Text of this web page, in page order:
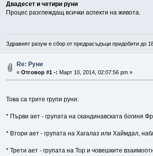
Двадесет и четири руни
Процес разглеждащ всички аспекти на живота.
Здравият разум е сбор от предрасъдъци придобити до
Re: Руни
«Отговор #1 -: Март 10, 2014, 02:07:56 pm »
Това са трите групи руни:
* Първи ает - групата на скандинавската богиня
* Втори ает - групата на Хагалаз или Хаймдал,
* Трети ает - групата на Тор и човешките